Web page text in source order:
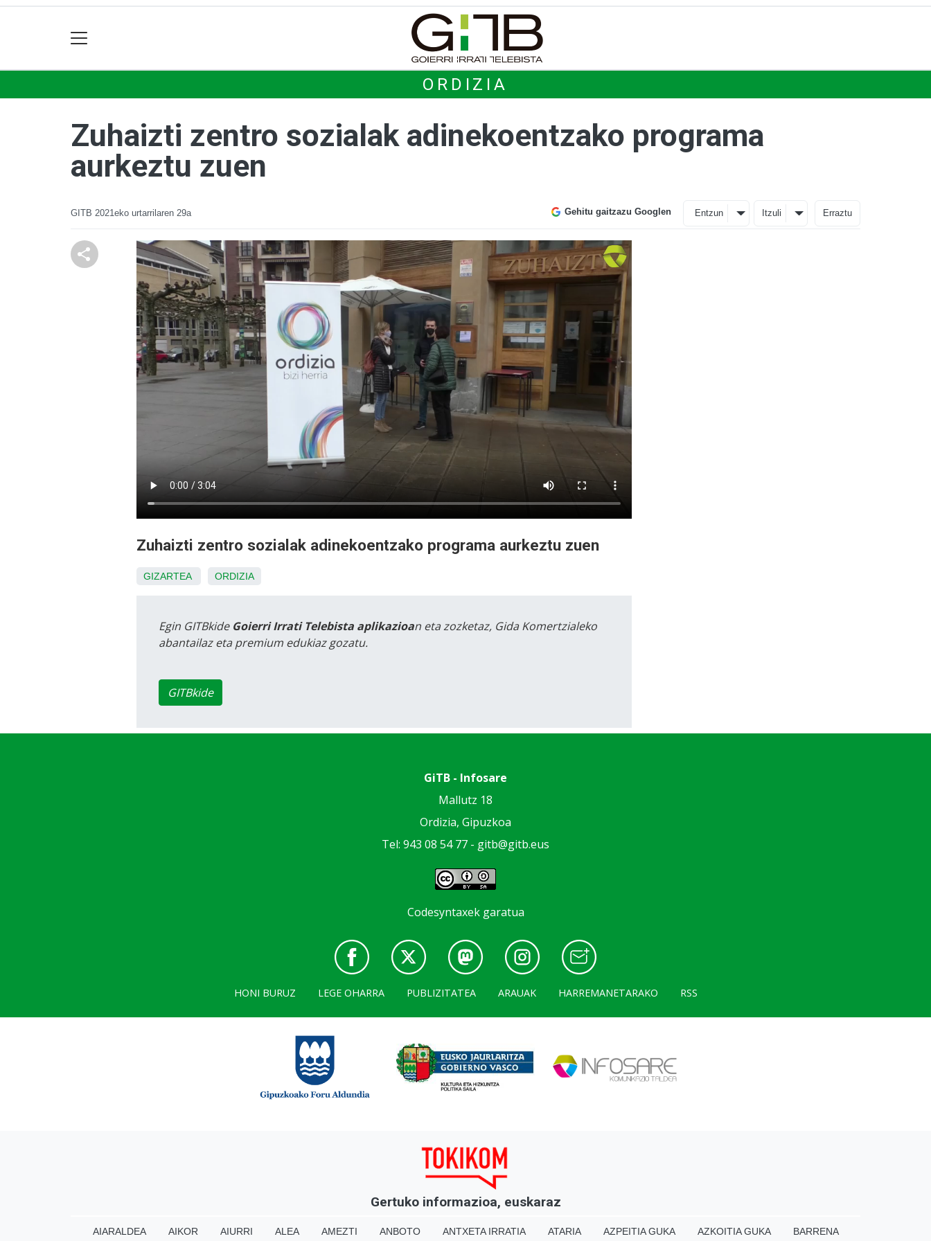
ORDIZIA
Zuhaizti zentro sozialak adinekoentzako programa
aurkeztu zuen
GITB 2021eko urtarrilaren 29a Gehitu gaitzazu Googlen Entzun Itzuli Erraztu
Zuhaizti zentro sozialak adinekoentzako programa aurkeztu zuen
GIZARTEA ORDIZIA
Egin GITBkide Goierri Irrati Telebista aplikazioan eta zozketaz, Gida Komertzialeko
abantailaz eta premium edukiaz gozatu.
GITBkide
GiTB - Infosare
Mallutz 18
Ordizia, Gipuzkoa
Tel: 943 08 54 77 - gitb@gitb.eus
Codesyntaxek garatua
HONI BURUZ LEGE OHARRA PUBLIZITATEA ARAUAK HARREMANETARAKO RSS
Gertuko informazioa, euskaraz
AIARALDEA AIKOR AIURRI ALEA AMEZTI ANBOTO ANTXETA IRRATIA ATARIA AZPEITIA GUKA AZKOITIA GUKA BARRENA